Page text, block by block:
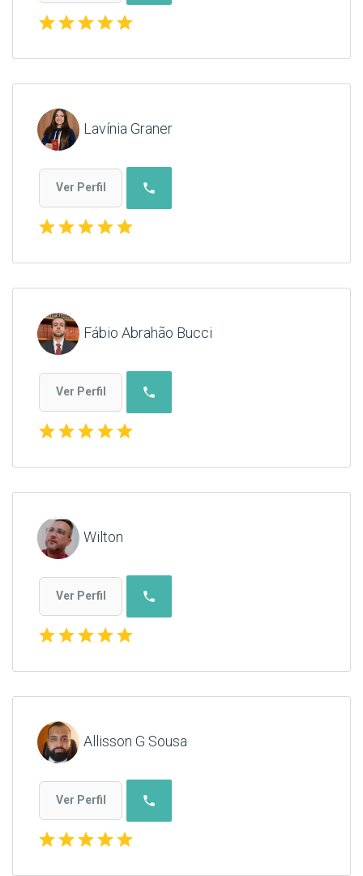
starstarstarstarstar
Lavínia Graner
Ver Perfil phone
starstarstarstarstar
Fábio Abrahão Bucci
Ver Perfil phone
starstarstarstarstar
Wilton
Ver Perfil phone
starstarstarstarstar
Allisson G Sousa
Ver Perfil phone
starstarstarstarstar